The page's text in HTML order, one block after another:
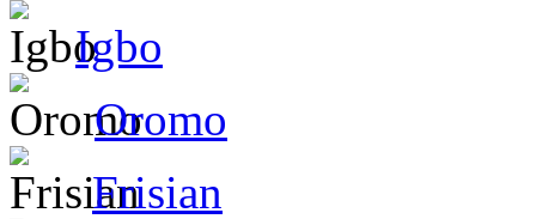
Igbo
Oromo
Frisian